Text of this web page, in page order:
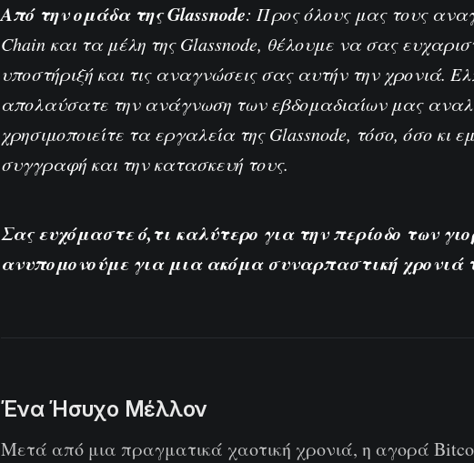
Από την ομάδα της Glassnode: Προς όλους μας τους
Chain και τα μέλη της Glassnode, θέλουμε να σας
υποστήριξή και τις αναγνώσεις σας αυτήν την χρονιά.
απολαύσατε την ανάγνωση των εβδομαδιαίων μας
χρησιμοποιείτε τα εργαλεία της Glassnode, τόσο, όσο κι
συγγραφή και την κατασκευή τους.
Σας ευχόμαστε ό,τι καλύτερο για την περίοδο των
ανυπομονούμε για μια ακόμα συναρπαστική χρονιά
Ένα Ήσυχο Μέλλον
Μετά από μια πραγματικά χαοτική χρονιά, η αγορά